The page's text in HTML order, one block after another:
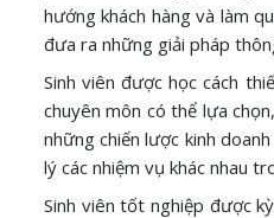
hướng khách hàng và làm
đưa ra những giải pháp
Sinh viên được học cách
chuyên môn có thể lựa
những chiến lược kinh
lý các nhiệm vụ khác nhau
Sinh viên tốt nghiệp được